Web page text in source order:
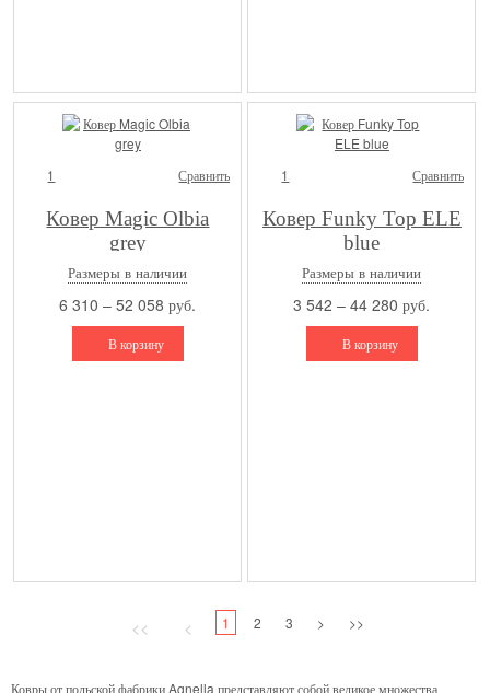
1 Сравнить
Ковер Magic Olbia
grey
Размеры в наличии
6 310 – 52 058 руб.
В корзину
1 Сравнить
Ковер Funky Top ELE
blue
Размеры в наличии
3 542 – 44 280 руб.
В корзину
<< < 1 2 3 > >>
Ковры отпольскойфабрики Agnella представляют собой великое множества